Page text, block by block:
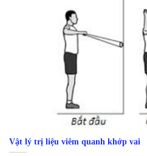
Vật lý trị liệu viêm quanh khớp vai